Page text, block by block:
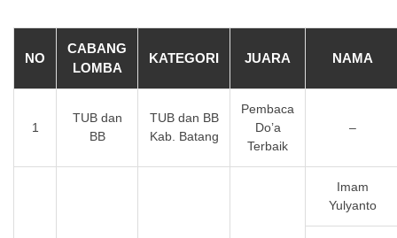
NO
CABANG
LOMBA
KATEGORI JUARA NAMA
1
TUB dan
BB
TUB dan BB
Kab. Batang
Pembaca
Do’a
Terbaik
–
Imam
Yulyanto